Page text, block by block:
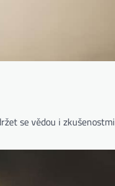
se vědou i zkušenostmi